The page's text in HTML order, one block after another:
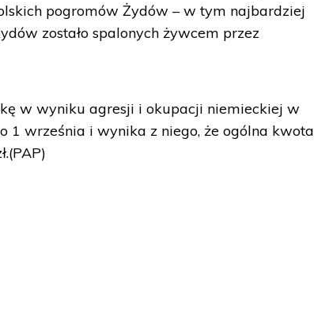
pogromów Żydów – w tym najbardziej
zostało spalonych żywcem przez
w wyniku agresji i okupacji niemieckiej w
1 września i wynika z niego, że ogólna kwota